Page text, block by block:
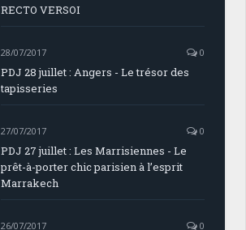
RECTO VERSOI
28/07/2017 0
PDJ 28 juillet : Angers - Le trésor des
tapisseries
27/07/2017 0
PDJ 27 juillet : Les Marrisiennes - Le
prêt-à-porter chic parisien à l’esprit
Marrakech
26/07/2017 0